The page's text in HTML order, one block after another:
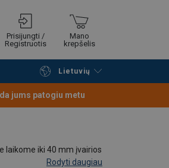
Prisijungti /
Registruotis
Mano
krepšelis
Lietuvių
Tęsti pirkimą
jums patogiu metu
laikome iki 40 mm įvairios
Rodyti daugiau